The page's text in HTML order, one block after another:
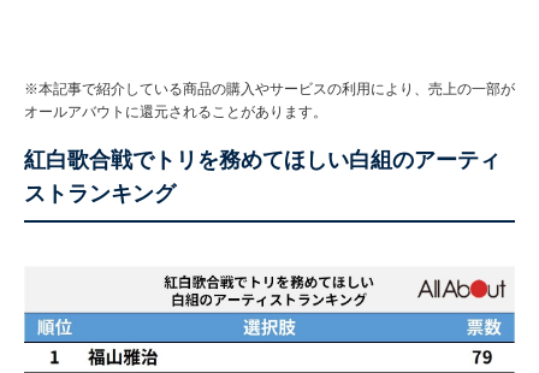
※本記事で紹介している商品の購入やサービスの利用により、売上の一部が
オールアバウトに還元されることがあります。
紅白歌合戦でトリを務めてほしい白組のアーティ
ストランキング